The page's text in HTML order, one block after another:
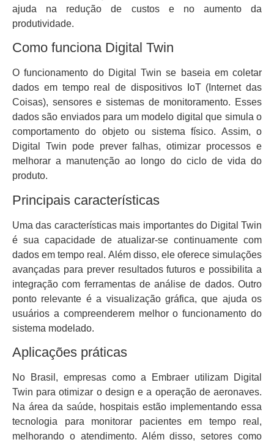
ajuda na redução de custos e no aumento da
produtividade.
Como funciona Digital Twin
O funcionamento do Digital Twin se baseia em coletar
dados em tempo real de dispositivos IoT (Internet das
Coisas), sensores e sistemas de monitoramento. Esses
dados são enviados para um modelo digital que simula o
comportamento do objeto ou sistema físico. Assim, o
Digital Twin pode prever falhas, otimizar processos e
melhorar a manutenção ao longo do ciclo de vida do
produto.
Principais características
Uma das características mais importantes do Digital Twin
é sua capacidade de atualizar-se continuamente com
dados em tempo real. Além disso, ele oferece simulações
avançadas para prever resultados futuros e possibilita a
integração com ferramentas de análise de dados. Outro
ponto relevante é a visualização gráfica, que ajuda os
usuários a compreenderem melhor o funcionamento do
sistema modelado.
Aplicações práticas
No Brasil, empresas como a Embraer utilizam Digital
Twin para otimizar o design e a operação de aeronaves.
Na área da saúde, hospitais estão implementando essa
tecnologia para monitorar pacientes em tempo real,
melhorando o atendimento. Além disso, setores como